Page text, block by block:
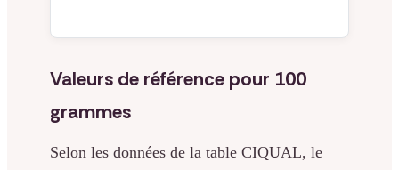
Valeurs de référence pour 100
grammes
Selon les données de la table CIQUAL, le